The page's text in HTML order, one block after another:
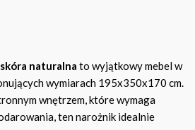
naturalna to wyjątkowy mebel w
wymiarach 195x350x170 cm.
wnętrzem, które wymaga
ten narożnik idealnie